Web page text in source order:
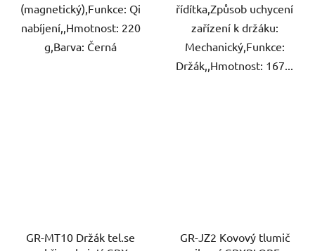
(magnetický),Funkce: Qi
nabíjení,,Hmotnost: 220
g,Barva: Černá
řídítka,Způsob uchycení
zařízení k držáku:
Mechanický,Funkce:
Držák,,Hmotnost: 167...
GR-MT10 Držák tel.se
GR-JZ2 Kovový tlumič